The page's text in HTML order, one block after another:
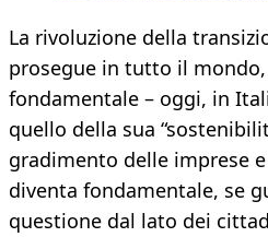
La rivoluzione della
prosegue in tutto il
fondamentale – oggi, in
quello della sua
gradimento delle imprese
diventa fondamentale, se
questione dal lato dei